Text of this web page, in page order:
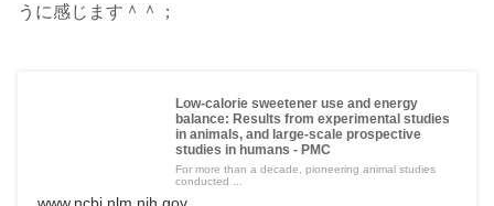
うに感じます＾＾；
Low-calorie sweetener use and energy
balance: Results from experimental studies
in animals, and large-scale prospective
studies in humans - PMC
For more than a decade, pioneering animal studies
conducted ...